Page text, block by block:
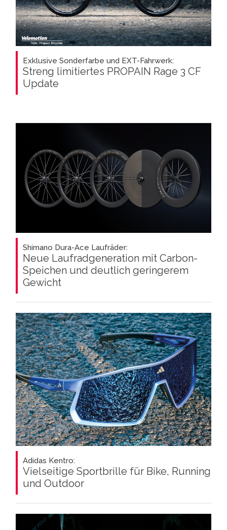
Exklusive Sonderfarbe und EXT-Fahrwerk:
Streng limitiertes PROPAIN Rage 3 CF
Update
Shimano Dura-Ace Laufräder:
Neue Laufradgeneration mit Carbon-
Speichen und deutlich geringerem
Gewicht
Adidas Kentro:
Vielseitige Sportbrille für Bike, Running
und Outdoor